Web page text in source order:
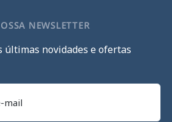
NEWSLETTER
últimas novidades e ofertas